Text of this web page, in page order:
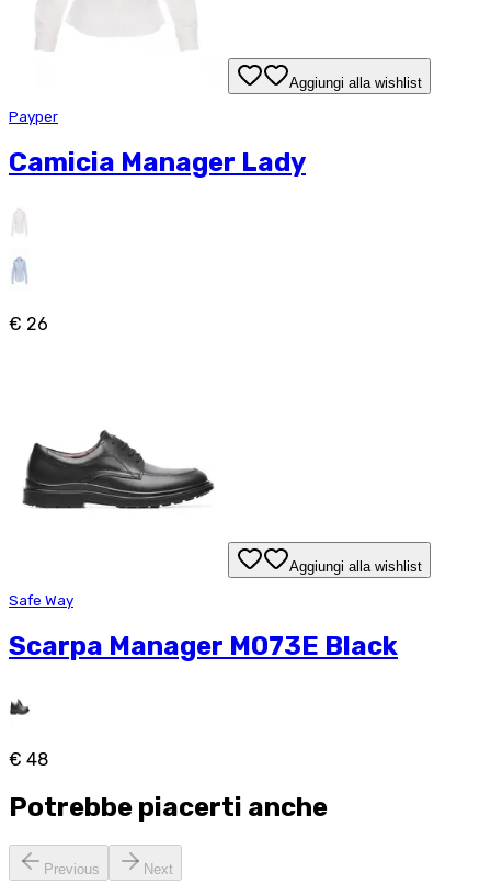
Aggiungi alla wishlist
Payper
Camicia Manager Lady
€ 26
Aggiungi alla wishlist
Safe Way
Scarpa Manager M073E Black
€ 48
Potrebbe piacerti anche
Previous Next